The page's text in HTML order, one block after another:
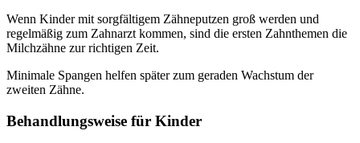
Wenn Kinder mit sorgfältigem Zähneputzen groß werden und
regelmäßig zum Zahnarzt kommen, sind die ersten Zahnthemen die
Milchzähne zur richtigen Zeit.
Minimale Spangen helfen später zum geraden Wachstum der
zweiten Zähne.
Behandlungsweise für Kinder